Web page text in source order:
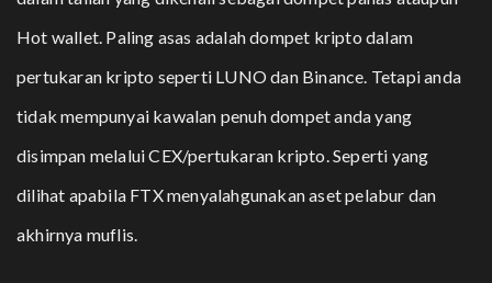
Hot wallet. Paling asas adalah dompet kripto dalam
pertukaran kripto seperti LUNO dan Binance. Tetapi anda
tidak mempunyai kawalan penuh dompet anda yang
disimpan melalui CEX/pertukaran kripto. Seperti yang
dilihat apabila FTX menyalahgunakan aset pelabur dan
akhirnya muflis.